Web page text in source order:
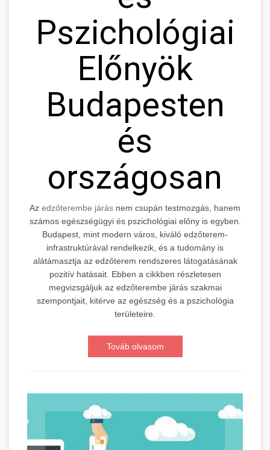
Pszichológiai
Előnyök
Budapesten
és
országosan
Az edzőterembe járás nem csupán testmozgás, hanem
számos egészségügyi és pszichológiai előny is egyben.
Budapest, mint modern város, kiváló edzőterem-
infrastruktúrával rendelkezik, és a tudomány is
alátámasztja az edzőterem rendszeres látogatásának
pozitív hatásait. Ebben a cikkben részletesen
megvizsgáljuk az edzőterembe járás szakmai
szempontjait, kitérve az egészség és a pszichológia
területeire.
Továb olvasom